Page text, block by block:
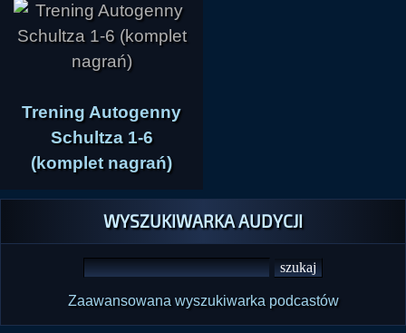
Trening Autogenny
Schultza 1-6
(komplet nagrań)
WYSZUKIWARKA AUDYCJI
Zaawansowana wyszukiwarka podcastów